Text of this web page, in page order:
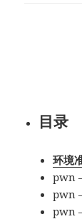
目录
环境
pwn
pwn
pwn